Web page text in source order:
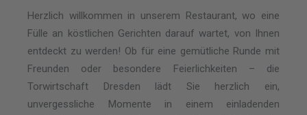
Herzlich willkommen in unserem Restaurant, wo eine
Fülle an köstlichen Gerichten darauf wartet, von Ihnen
entdeckt zu werden! Ob für eine gemütliche Runde mit
Freunden oder besondere Feierlichkeiten – die
Torwirtschaft Dresden lädt Sie herzlich ein,
unvergessliche Momente in einem einladenden